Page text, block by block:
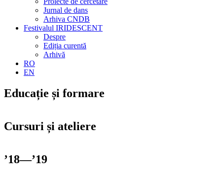
Jurnal de dans
Arhiva CNDB
Festivalul IRIDESCENT
Despre
Ediția curentă
Arhivă
RO
EN
Educație și formare
Cursuri și ateliere
’18—’19